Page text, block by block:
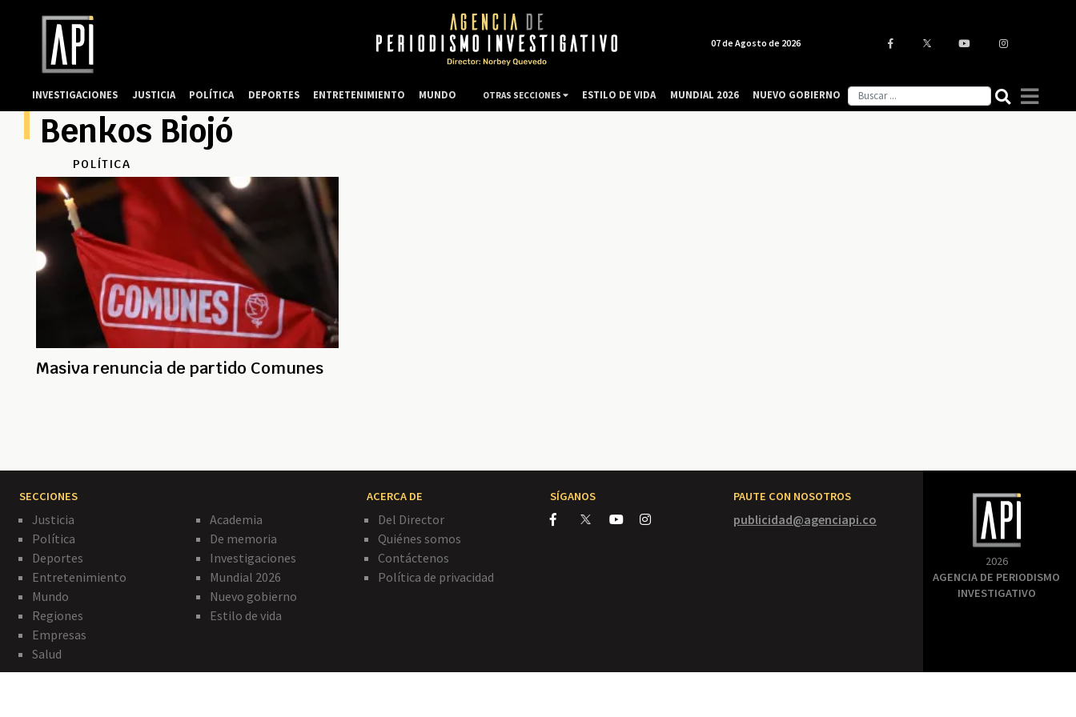
Benkos Biojó
POLÍTICA
Masiva renuncia de partido Comunes
SECCIONES
Justicia
Política
Deportes
Entretenimiento
Mundo
Regiones
Empresas
Salud
Academia
De memoria
Investigaciones
Mundial 2026
Nuevo gobierno
Estilo de vida
ACERCA DE
Del Director
Quiénes somos
Contáctenos
Política de privacidad
SÍGANOS PAUTE CON NOSOTROS
publicidad@agenciapi.co
2026
AGENCIA DE PERIODISMO
INVESTIGATIVO
07 de Agosto de 2026
INVESTIGACIONES JUSTICIA POLÍTICA DEPORTES ENTRETENIMIENTO MUNDO OTRAS SECCIONES ESTILO DE VIDA MUNDIAL 2026 NUEVO GOBIERNO